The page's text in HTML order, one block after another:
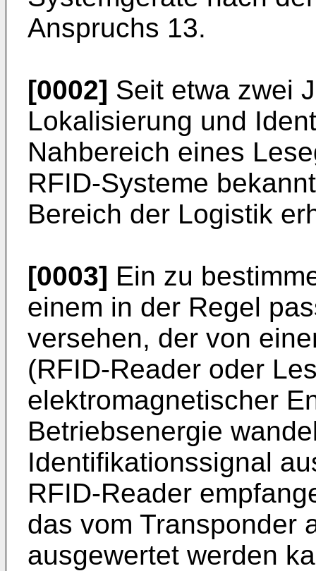
Anspruchs 13.
[0002] Seit etwa zwei
Lokalisierung und
Nahbereich eines
RFID-Systeme
Bereich der Logistik
[0003] Ein zu
einem in der Regel
versehen, der von
(RFID-Reader oder
elektromagnetischer
Betriebsenergie
Identifikationssignal
RFID-Reader
das vom Transponder
ausgewertet werden